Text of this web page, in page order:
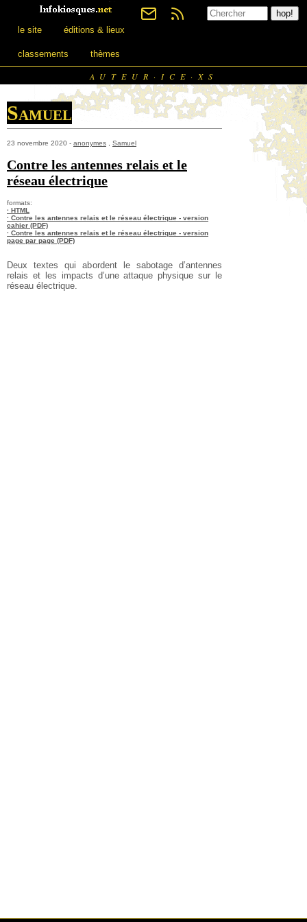
le site éditions & lieux
classements thèmes
AUTEUR·ICE·XS
Samuel
23 novembre 2020 - anonymes Samuel
Contre les antennes relais et le
réseau électrique
formats:
· HTML
· Contre les antennes relais et le réseau électrique - version
cahier (PDF)
· Contre les antennes relais et le réseau électrique - version
page par page (PDF)
Deux textes qui abordent le sabotage d’antennes
relais et les impacts d’une attaque physique sur le
réseau électrique.